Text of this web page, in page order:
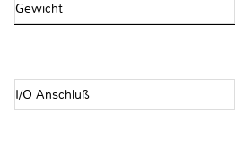
Gewicht
I/O Anschluß